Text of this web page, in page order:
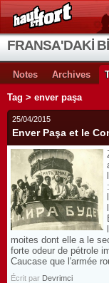
FRANSA'DAKİ
Notes Archives
Tag > enver paşa
25/04/2015
Enver Paşa et le
moites dont elle a le
forte odeur de pétrole
Caucase que l'armée
Écrit par Devrimci